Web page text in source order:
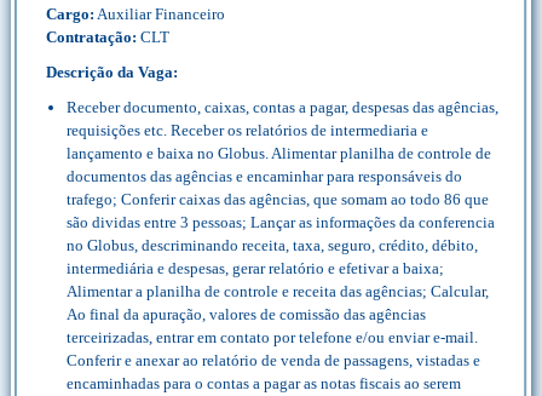
Cargo: Auxiliar Financeiro
Contratação: CLT
Descrição da Vaga:
Receber documento, caixas, contas a pagar, despesas das agências,
requisições etc. Receber os relatórios de intermediaria e
lançamento e baixa no Globus. Alimentar planilha de controle de
documentos das agências e encaminhar para responsáveis do
trafego; Conferir caixas das agências, que somam ao todo 86 que
são dividas entre 3 pessoas; Lançar as informações da conferencia
no Globus, descriminando receita, taxa, seguro, crédito, débito,
intermediária e despesas, gerar relatório e efetivar a baixa;
Alimentar a planilha de controle e receita das agências; Calcular,
Ao final da apuração, valores de comissão das agências
terceirizadas, entrar em contato por telefone e/ou enviar e-mail.
Conferir e anexar ao relatório de venda de passagens, vistadas e
encaminhadas para o contas a pagar as notas fiscais ao serem